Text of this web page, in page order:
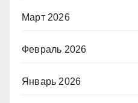
Март 2026
Февраль 2026
Январь 2026